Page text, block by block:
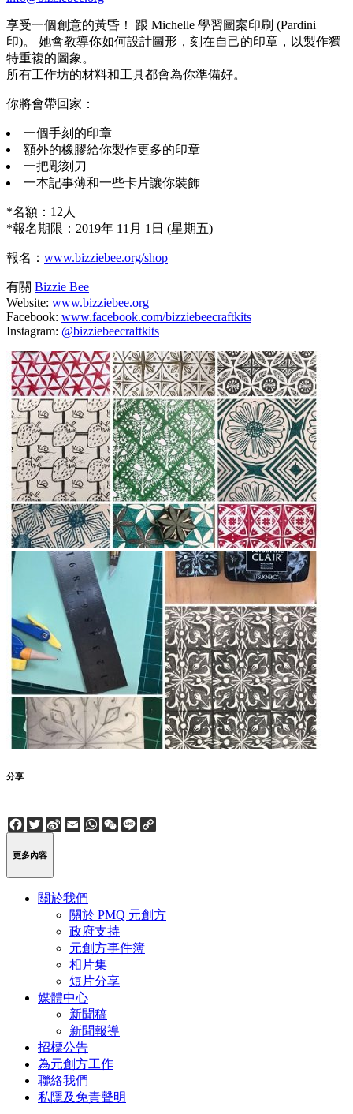
享受一個創意的黃昏！ 跟 Michelle 學習圖案印刷 (Pardini
印)。 她會教導你如何設計圖形，刻在自己的印章，以製作獨
特重複的圖象。
所有工作坊的材料和工具都會為你準備好。
你將會帶回家：
一個手刻的印章
額外的橡膠給你製作更多的印章
一把彫刻刀
一本記事薄和一些卡片讓你裝飾
*名額：12人
*報名期限：2019年 11月 1日 (星期五)
報名： www.bizziebee.org/shop
有關 Bizzie Bee
Website: www.bizziebee.org
Facebook: www.facebook.com/bizziebeecraftkits
Instagram: @bizziebeecraftkits
分享
Facebook
Twitter
Sina
Weibo
EmailWhatsApp
WeChat
Line
更多內容
關於我們
關於 PMQ 元創方
政府支持
元創方事件簿
相片集
短片分享
媒體中心
新聞稿
新聞報導
招標公告
為元創方工作
聯絡我們
私隱及免責聲明